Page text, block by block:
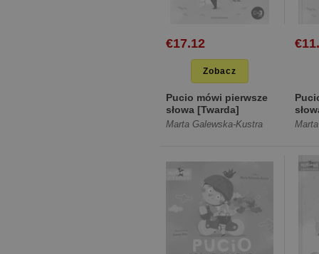
€17.12
Zobacz
Pucio mówi pierwsze
słowa [Twarda]
Marta Galewska-Kustra